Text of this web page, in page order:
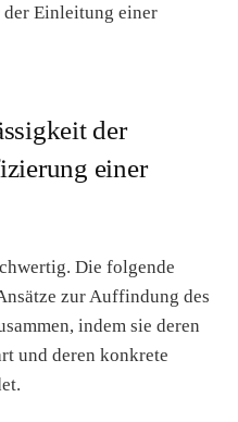
der Einleitung einer
der
einer
Die folgende
zur Auffindung des
indem sie deren
und deren konkrete